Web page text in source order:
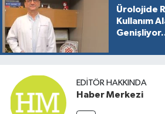
Ürolojide
Kullanım
EDITÖR HAKKINDA
Haber Merkezi